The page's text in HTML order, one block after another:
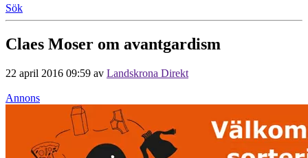
Sök
Claes Moser om avantgardism
22 april 2016 09:59 av Landskrona Direkt
Annons